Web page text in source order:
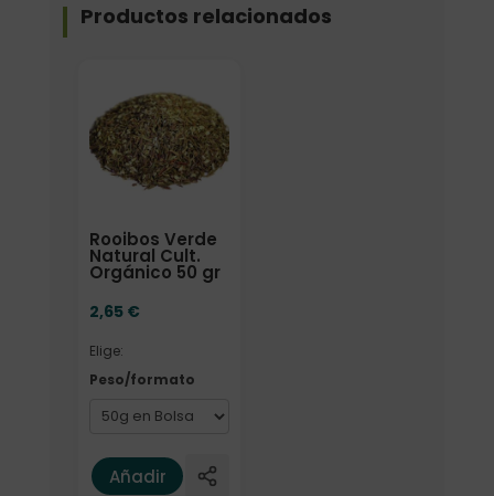
Productos relacionados
Rooibos Verde
Natural Cult.
Orgánico 50 gr
2,65 €
Elige:
Peso/formato
Añadir